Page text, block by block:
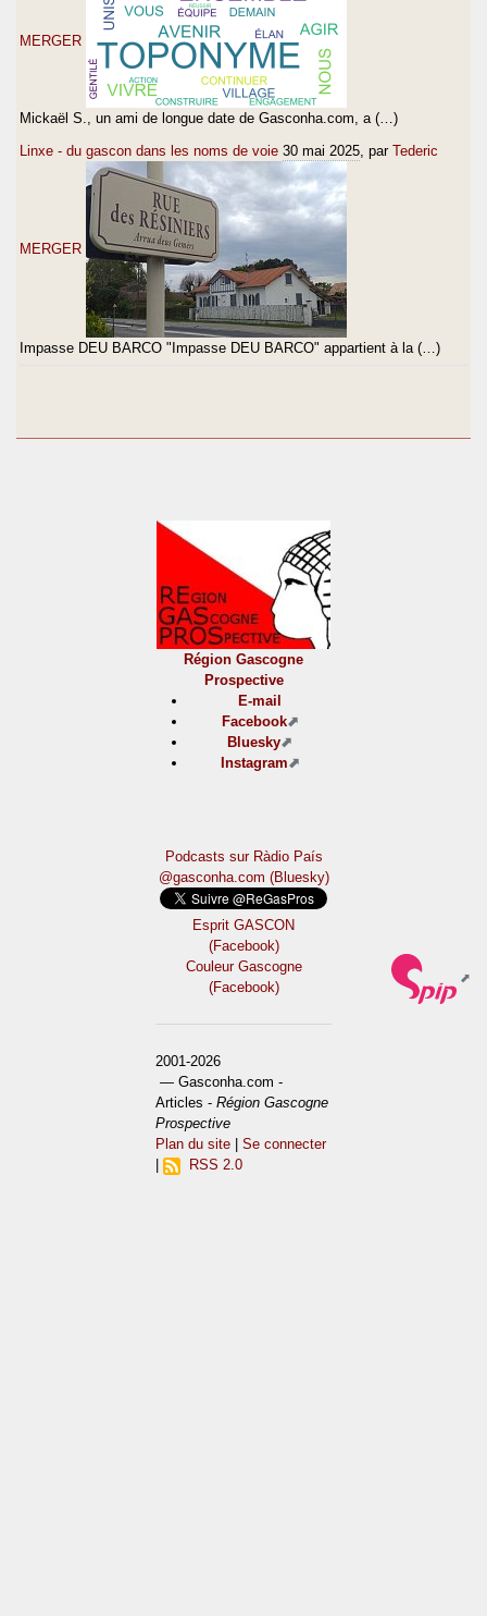
MERGER
Mickaël S., un ami de longue date de Gasconha.com, a (…)
Linxe - du gascon dans les noms de voie 30 mai 2025, par Tederic
MERGER
Impasse DEU BARCO "Impasse DEU BARCO" appartient à la (…)
Région Gascogne
Prospective
E-mail
Facebook
Bluesky
Instagram
Podcasts sur Ràdio País
@gasconha.com (Bluesky)
Esprit GASCON
(Facebook)
Couleur Gascogne
(Facebook)
2001-2026
— Gasconha.com -
Articles -Région Gascogne
Prospective
Plan du site |Se connecter
|
RSS 2.0